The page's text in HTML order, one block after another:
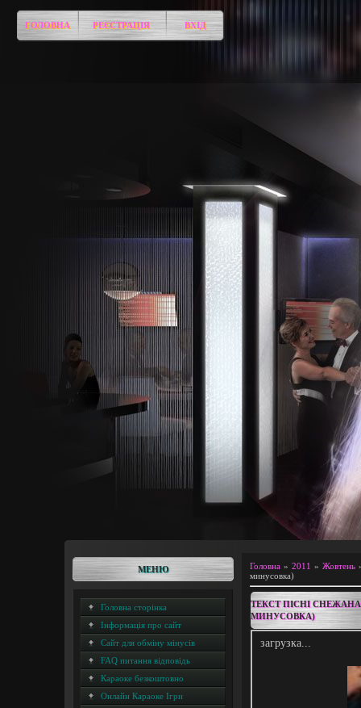
ГОЛОВНА РЕЄСТРАЦІЯ ВХІД
МЕНЮ
Головна сторінка
Інформація про сайт
Сайт для обміну мінусів
FAQ питання відповідь
Караоке безкоштовно
Онлайн Караоке Ігри
Головна » 2011 » Жовтень
минусовка)
ТЕКСТ ПІСНІ
МИНУСОВКА)
загрузка...